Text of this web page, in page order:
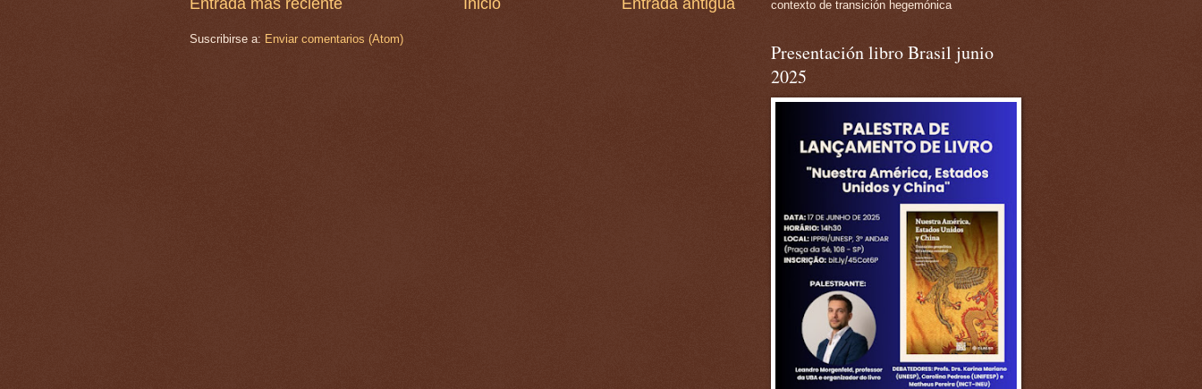
Entrada más reciente Entrada antigua
Inicio
Suscribirse a: Enviar comentarios (Atom)
contexto de transición hegemónica
Presentación libro Brasil junio
2025